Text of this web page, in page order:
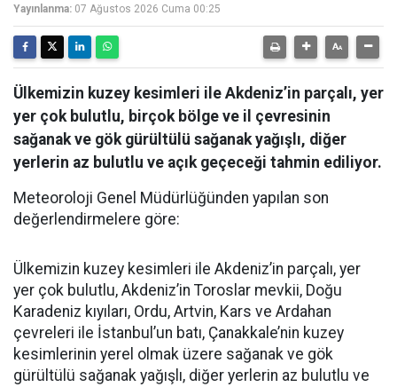
Yayınlanma: 07 Ağustos 2026 Cuma 00:25
Ülkemizin kuzey kesimleri ile Akdeniz’in parçalı, yer
yer çok bulutlu, birçok bölge ve il çevresinin
sağanak ve gök gürültülü sağanak yağışlı, diğer
yerlerin az bulutlu ve açık geçeceği tahmin ediliyor.
Meteoroloji Genel Müdürlüğünden yapılan son
değerlendirmelere göre:
Ülkemizin kuzey kesimleri ile Akdeniz’in parçalı, yer
yer çok bulutlu, Akdeniz’in Toroslar mevkii, Doğu
Karadeniz kıyıları, Ordu, Artvin, Kars ve Ardahan
çevreleri ile İstanbul’un batı, Çanakkale’nin kuzey
kesimlerinin yerel olmak üzere sağanak ve gök
gürültülü sağanak yağışlı, diğer yerlerin az bulutlu ve